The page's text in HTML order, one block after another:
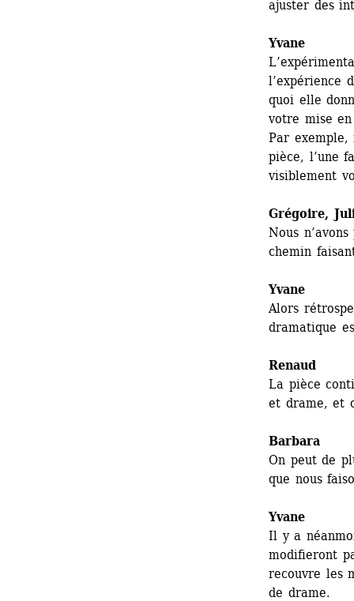
ajuster des
Yvane
l’expérience
quoi elle
votre mise
Par
pièce, l’une
visiblement
Grégoire,
Nous
chemin
Yvane
Alors
dramatique
Renaud
La pièce
et drame, et
Barbara
On peut de
que nous
Yvane
Il y a
modifieront
recouvre les
de drame.